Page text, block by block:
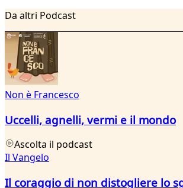
Da altri Podcast
Non è Francesco
Uccelli, agnelli, vermi e il mondo
Ascolta il podcast
Il Vangelo
Il coraggio di non distogliere lo